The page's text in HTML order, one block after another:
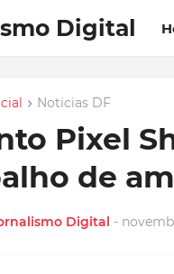
Digital
Noticias DF
Pixel
de
Digital -